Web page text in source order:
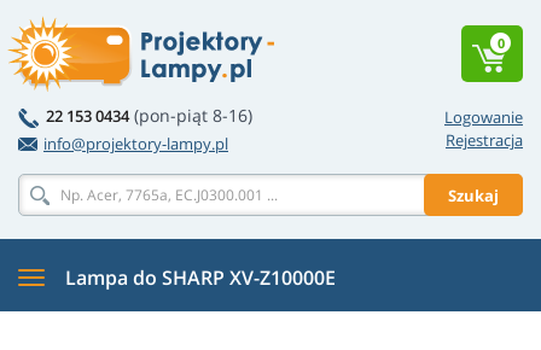
Logowanie
Rejestracja
22 153 0434 (pon-piąt 8-16)
info@projektory-lampy.pl
Szukaj
0
Lampa do SHARP XV-Z10000E